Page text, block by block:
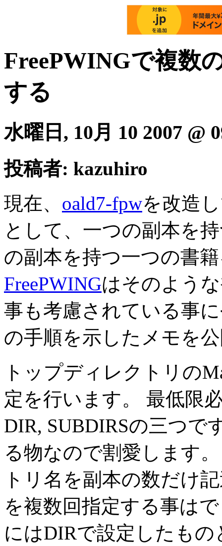
FreePWINGで複数
する
水曜日, 10月 10 2007 @
投稿者: kazuhiro
現在、 oald7-fpwを改造
として、一つの副本を
の副本を持つ一つの書
FreePWINGはそのよう
事も考慮されている事
の手順を示したメモを
トップディレクトリの
定を行います。 最低限
DIR, SUBDIRSの三つで
る物なので割愛します
トリ名を副本の数だけ
を複数回指定する事は
にはDIRで設定したも